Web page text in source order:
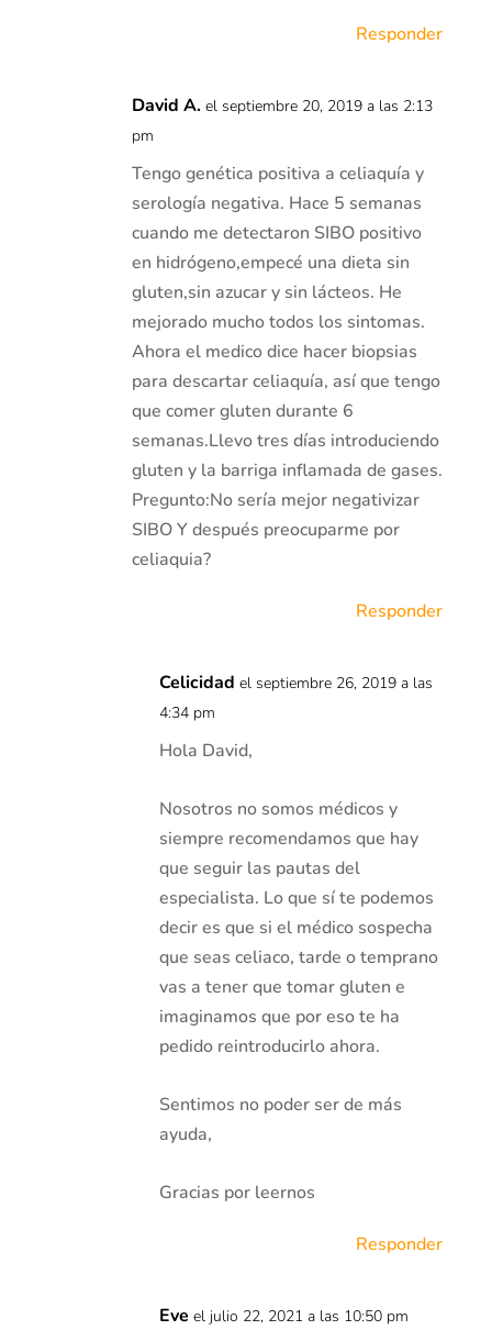
Responder
David A. el septiembre 20, 2019 a las 2:13
pm
Tengo genética positiva a celiaquía y
serología negativa. Hace 5 semanas
cuando me detectaron SIBO positivo
en hidrógeno,empecé una dieta sin
gluten,sin azucar y sin lácteos. He
mejorado mucho todos los sintomas.
Ahora el medico dice hacer biopsias
para descartar celiaquía, así que tengo
que comer gluten durante 6
semanas.Llevo tres días introduciendo
gluten y la barriga inflamada de gases.
Pregunto:No sería mejor negativizar
SIBO Y después preocuparme por
celiaquia?
Responder
Celicidad el septiembre 26, 2019 a las
4:34 pm
Hola David,
Nosotros no somos médicos y
siempre recomendamos que hay
que seguir las pautas del
especialista. Lo que sí te podemos
decir es que si el médico sospecha
que seas celiaco, tarde o temprano
vas a tener que tomar gluten e
imaginamos que por eso te ha
pedido reintroducirlo ahora.
Sentimos no poder ser de más
ayuda,
Gracias por leernos
Responder
Eve el julio 22, 2021 a las 10:50 pm